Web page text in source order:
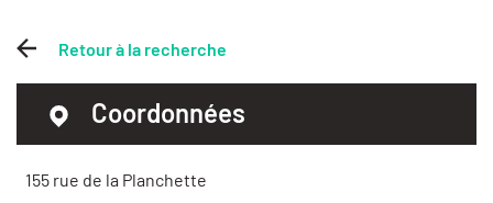
Retour à la recherche
Coordonnées
155 rue de la Planchette